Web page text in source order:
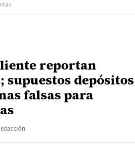
reportan
supuestos depósitos
falsas para